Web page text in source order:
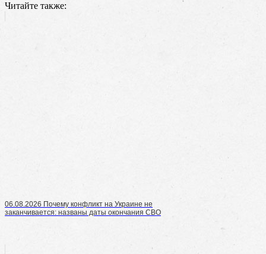
Читайте также:
06.08.2026 Почему конфликт на Украине не
заканчивается: названы даты окончания СВО